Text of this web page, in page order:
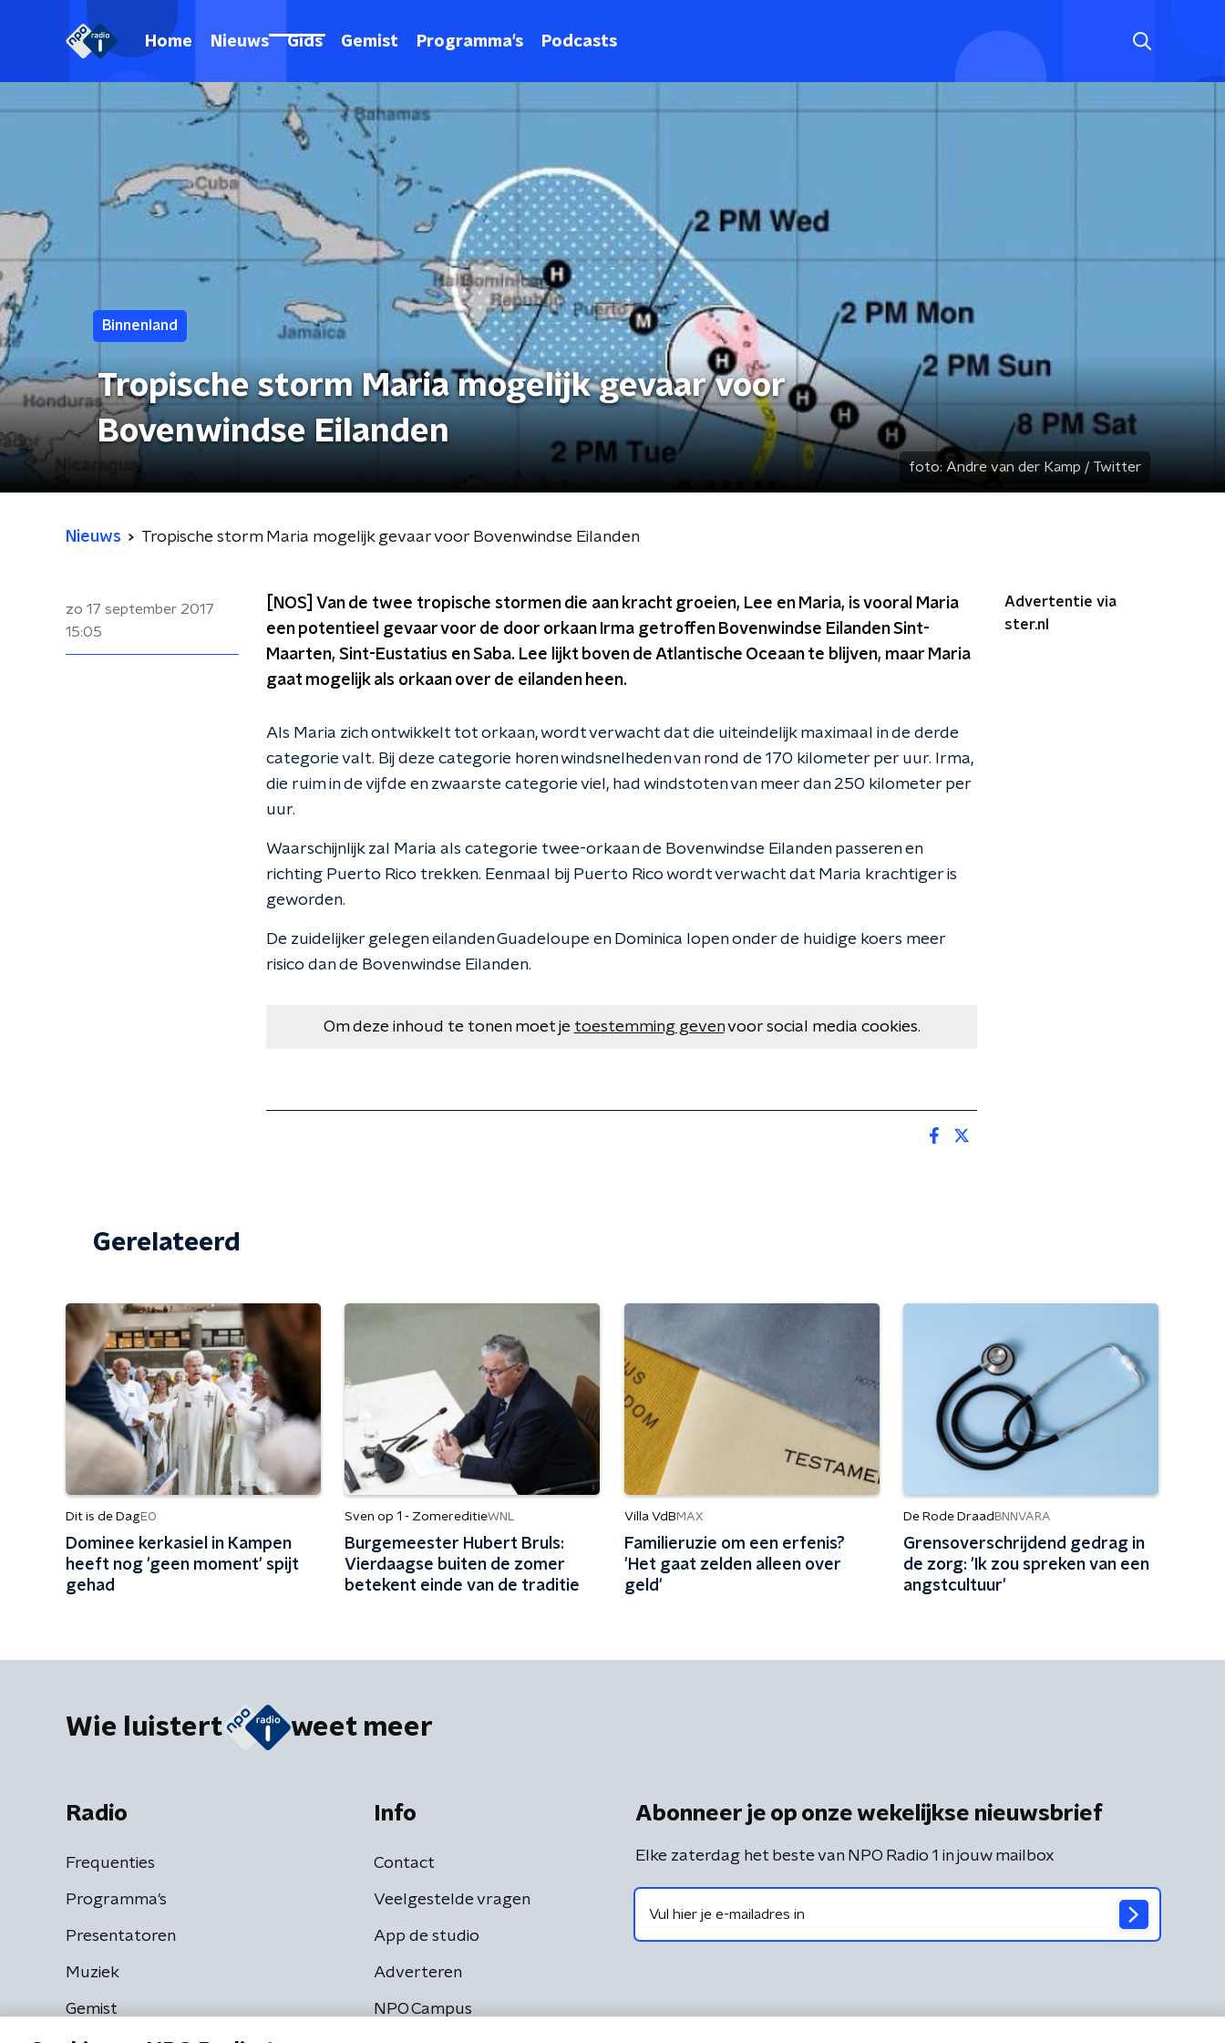
Home Nieuws Gids Gemist Programma's Podcasts
Binnenland
Tropische storm Maria mogelijk gevaar voor
Bovenwindse Eilanden
foto: Andre van der Kamp / Twitter
Nieuws Tropische storm Maria mogelijk gevaar voor Bovenwindse Eilanden
zo 17 september 2017
15:05
[NOS] Van de twee tropische stormen die aan kracht groeien, Lee en Maria, is vooral Maria
een potentieel gevaar voor de door orkaan Irma getroffen Bovenwindse Eilanden Sint-
Maarten, Sint-Eustatius en Saba. Lee lijkt boven de Atlantische Oceaan te blijven, maar Maria
gaat mogelijk als orkaan over de eilanden heen.
Als Maria zich ontwikkelt tot orkaan, wordt verwacht dat die uiteindelijk maximaal in de derde
categorie valt. Bij deze categorie horen windsnelheden van rond de 170 kilometer per uur. Irma,
die ruim in de vijfde en zwaarste categorie viel, had windstoten van meer dan 250 kilometer per
uur.
Waarschijnlijk zal Maria als categorie twee-orkaan de Bovenwindse Eilanden passeren en
richting Puerto Rico trekken. Eenmaal bij Puerto Rico wordt verwacht dat Maria krachtiger is
geworden.
De zuidelijker gelegen eilanden Guadeloupe en Dominica lopen onder de huidige koers meer
risico dan de Bovenwindse Eilanden.
Om deze inhoud te tonen moet je toestemming gevenvoor social media cookies.
Advertentie via
ster.nl
Gerelateerd
Dit is de DagEO
Dominee kerkasiel in Kampen
heeft nog 'geen moment' spijt
gehad
Sven op 1 - ZomereditieWNL
Burgemeester Hubert Bruls:
Vierdaagse buiten de zomer
betekent einde van de traditie
Villa VdB MAX
Familieruzie om een erfenis?
'Het gaat zelden alleen over
geld'
De Rode Draad BNNVARA
Grensoverschrijdend gedrag in
de zorg: 'Ik zou spreken van een
angstcultuur'
Wie luistert weet meer
Radio
Frequenties
Programma's
Presentatoren
Muziek
Gemist
Info
Contact
Veelgestelde vragen
App de studio
Adverteren
NPO Campus
Abonneer je op onze wekelijkse nieuwsbrief
Elke zaterdag het beste van NPO Radio 1 in jouw mailbox